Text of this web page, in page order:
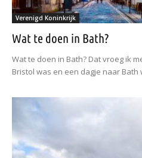
Verenigd Koninkrijk
Wat te doen in Bath?
Wat te doen in Bath? Dat vroeg ik
Bristol was en een dagje naar Bath